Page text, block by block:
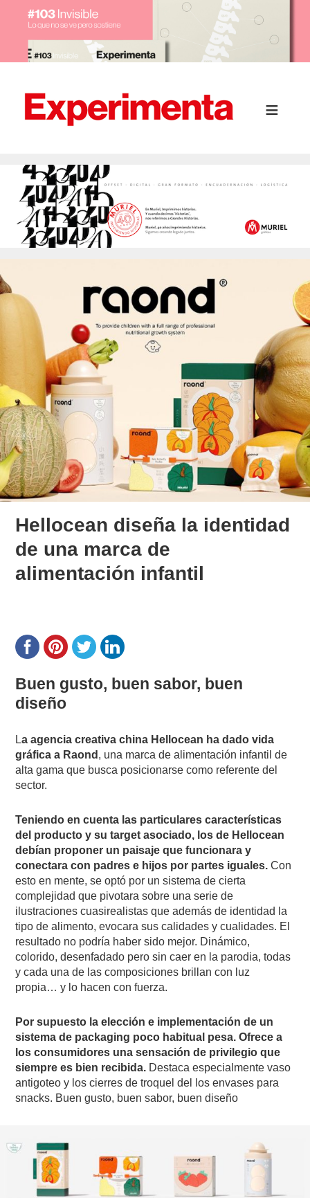
Hellocean diseña la identidad
de una marca de
alimentación infantil
Buen gusto, buen sabor, buen
diseño
La agencia creativa china Hellocean ha dado vida
gráfica a Raond , una marca de alimentación infantil de
alta gama que busca posicionarse como referente del
sector.
Teniendo en cuenta las particulares características
del producto y su target asociado, los de Hellocean
debían proponer un paisaje que funcionara y
conectara con padres e hijos por partes iguales. Con
esto en mente, se optó por un sistema de cierta
complejidad que pivotara sobre una serie de
ilustraciones cuasirealistas que además de identidad la
tipo de alimento, evocara sus calidades y cualidades. El
resultado no podría haber sido mejor. Dinámico,
colorido, desenfadado pero sin caer en la parodia, todas
y cada una de las composiciones brillan con luz
propia… y lo hacen con fuerza.
Por supuesto la elección e implementación de un
sistema de packaging poco habitual pesa. Ofrece a
los consumidores una sensación de privilegio que
siempre es bien recibida. Destaca especialmente vaso
antigoteo y los cierres de troquel del los envases para
snacks. Buen gusto, buen sabor, buen diseño